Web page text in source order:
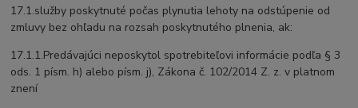
17.1.služby poskytnuté počas plynutia lehoty na odstúpenie od
zmluvy bez ohľadu na rozsah poskytnutého plnenia, ak:
17.1.1.Predávajúci neposkytol spotrebiteľovi informácie podľa § 3
ods. 1 písm. h) alebo písm. j), Zákona č. 102/2014 Z. z. v platnom
znení